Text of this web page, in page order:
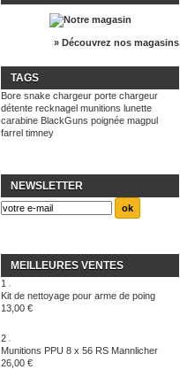
» Découvrez nos magasins
TAGS
Bore snake chargeur porte chargeur
détente recknagel munitions lunette
carabine BlackGuns poignée magpul
farrel timney
NEWSLETTER
MEILLEURES VENTES
1
Kit de nettoyage pour arme de poing
13,00 €
2
Munitions PPU 8 x 56 RS Mannlicher
26,00 €